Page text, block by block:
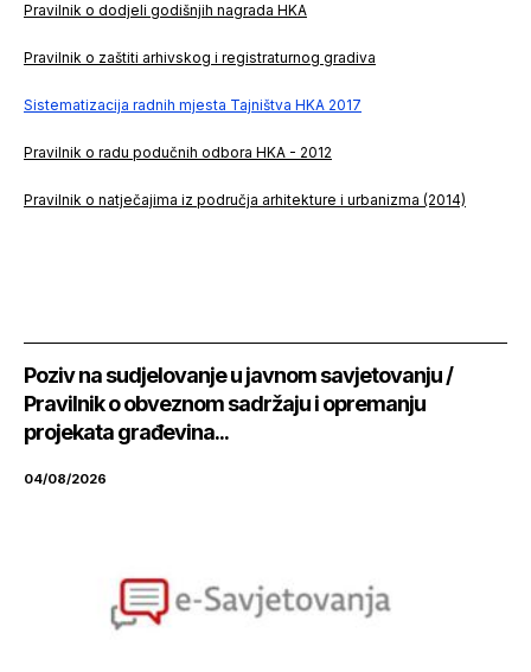
Pravilnik o dodjeli godišnjih nagrada HKA
Pravilnik o zaštiti arhivskog i registraturnog gradiva
Sistematizacija radnih mjesta Tajništva HKA 2017
Pravilnik o radu podučnih odbora HKA - 2012
Pravilnik o natječajima iz područja arhitekture i urbanizma (2014)
Poziv na sudjelovanje u javnom savjetovanju /
Pravilnik o obveznom sadržaju i opremanju
projekata građevina...
04/08/2026